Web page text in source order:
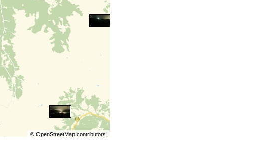
© OpenStreetMapcontributors.